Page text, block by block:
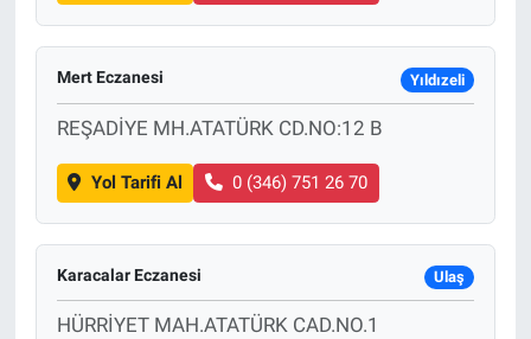
Mert Eczanesi Yıldızeli
REŞADİYE MH.ATATÜRK CD.NO:12 B
Yol Tarifi Al 0 (346) 751 26 70
Karacalar Eczanesi Ulaş
HÜRRİYET MAH.ATATÜRK CAD.NO.1